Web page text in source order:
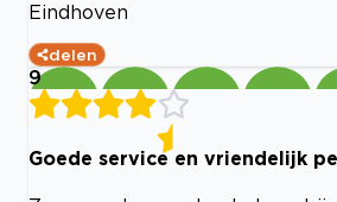
Eindhoven
delen
9
Goede service en vriendelijk